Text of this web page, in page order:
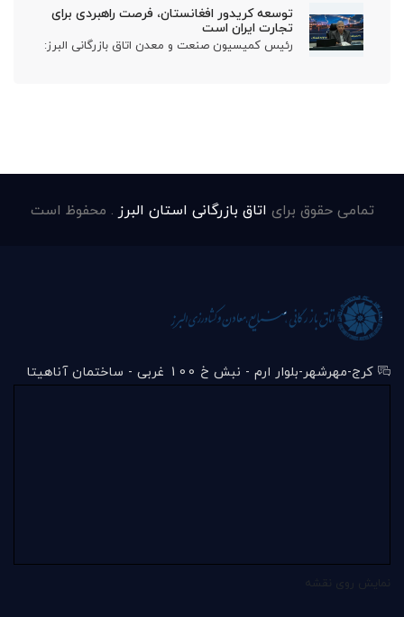
توسعه کریدور افغانستان، فرصت راهبردی برای
تجارت ایران است
رئیس کمیسیون صنعت و معدن اتاق بازرگانی البرز:
تمامی حقوق برای اتاق بازرگانی استان البرز . محفوظ است
کرج-مهرشهر-بلوار ارم - نبش خ 100 غربی - ساختمان آناهیتا